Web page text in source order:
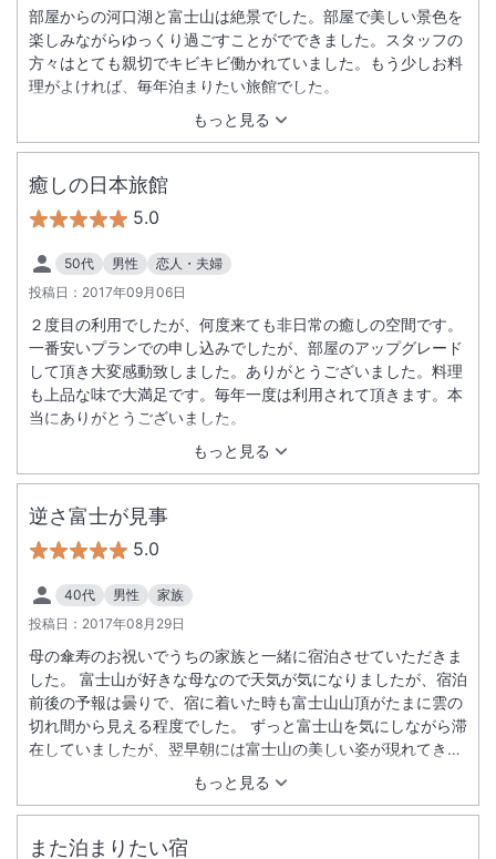
もっと見る
部屋からの河口湖と富士山は絶景でした。部屋で美しい景色を
楽しみながらゆっくり過ごすことがでできました。スタッフの
方々はとても親切でキビキビ働かれていました。もう少しお料
理がよければ、毎年泊まりたい旅館でした。
癒しの日本旅館
5.0
50代 男性
恋人・夫婦
投稿日： 2017年09月06日
もっと見る
２度目の利用でしたが、何度来ても非日常の癒しの空間です。
一番安いプランでの申し込みでしたが、部屋のアップグレード
して頂き大変感動致しました。ありがとうございました。料理
も上品な味で大満足です。毎年一度は利用されて頂きます。本
当にありがとうございました。
逆さ富士が見事
5.0
40代 男性
家族
投稿日： 2017年08月29日
もっと見る
母の傘寿のお祝いでうちの家族と一緒に宿泊させていただきま
した。 富士山が好きな母なので天気が気になりましたが、宿泊
前後の予報は曇りで、宿に着いた時も富士山山頂がたまに雲の
切れ間から見える程度でした。 ずっと富士山を気にしながら滞
在していましたが、翌早朝には富士山の美しい姿が現れてきま
した。その上、澄んだ河口湖に移る逆さ富士までがみれまし
た！ 食事も美味しく、食べ過ぎてしまうほど満足な滞在となり
ました。
また泊まりたい宿